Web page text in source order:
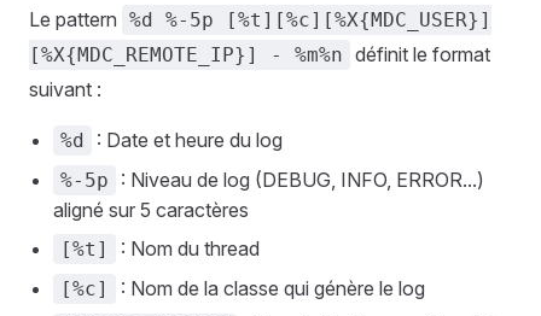
Le pattern %d %-5p [%t][%c][%X{MDC_USER}]
[%X{MDC_REMOTE_IP}] - %m%n définit le format
suivant :
%d : Date et heure du log
%-5p
: Niveau de log (DEBUG, INFO, ERROR...)
aligné sur 5 caractères
[%t] : Nom du thread
[%c] : Nom de la classe qui génère le log